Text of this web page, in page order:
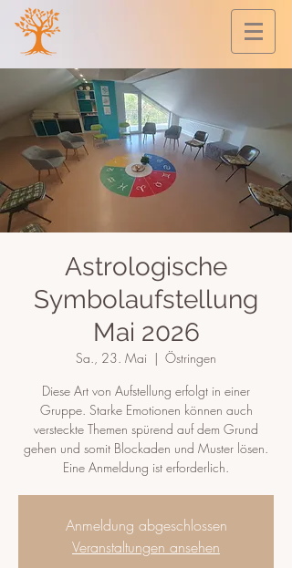
Astrologische
Symbolaufstellung
Mai 2026
Sa., 23. Mai
  |
Östringen
Diese Art von Aufstellung erfolgt in einer
Gruppe. Starke Emotionen können auch
versteckte Themen spürend auf dem Grund
gehen und somit Blockaden und Muster lösen.
Eine Anmeldung ist erforderlich.
Anmeldung abgeschlossen
Veranstaltungen ansehen